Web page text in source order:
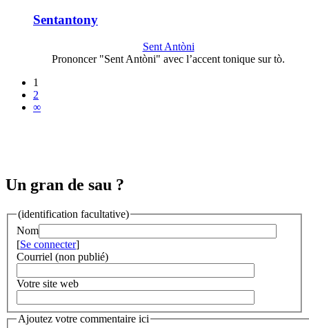
Sentantony
Sent Antòni
Prononcer "Sent Antòni" avec l’accent tonique sur tò.
1
2
∞
Un gran de sau ?
(identification facultative)
Nom
[Se connecter]
Courriel (non publié)
Votre site web
Ajoutez votre commentaire ici